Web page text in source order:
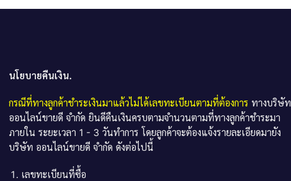
นโยบายคืนเงิน.
กรณีที่ทางลูกค้าชำระเงินมาแล้วไม่ได้เลขทะเบียนตามที่ต้องการ ทางบริษัท
ออนไลน์ขายดี จำกัด ยินดีคืนเงินครบตามจำนวนตามที่ทางลูกค้าชำระมา
ภายใน ระยะเวลา 1 - 3 วันทำการ โดยลูกค้าจะต้องแจ้งรายละเอียดมายัง
บริษัท ออนไลน์ขายดี จำกัด ดังต่อไปนี้
เลขทะเบียนที่ซื้อ